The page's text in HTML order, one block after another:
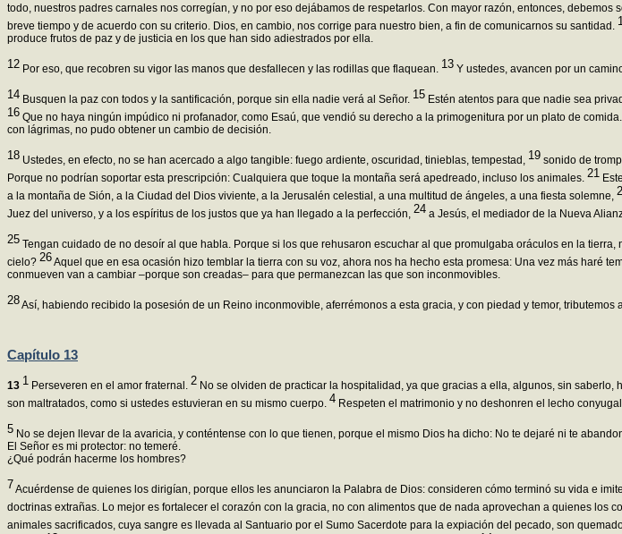
todo, nuestros padres carnales nos corregían, y no por eso dejábamos de respetarlos. Con mayor razón, entonces,
breve tiempo y de acuerdo con su criterio. Dios, en cambio, nos corrige para nuestro bien, a fin de comunicarnos su santidad.
produce frutos de paz y de justicia en los que han sido adiestrados por ella.
12 Por eso, que recobren su vigor las manos que desfallecen y las rodillas que flaquean. 13 Y ustedes, avancen por un
14 Busquen la paz con todos y la santificación, porque sin ella nadie verá al Señor. 15 Estén atentos para que nadie sea
16 Que no haya ningún impúdico ni profanador, como Esaú, que vendió su derecho a la primogenitura por un plato de comida.
con lágrimas, no pudo obtener un cambio de decisión.
18 Ustedes, en efecto, no se han acercado a algo tangible: fuego ardiente, oscuridad, tinieblas, tempestad, 19 sonido de
Porque no podrían soportar esta prescripción: Cualquiera que toque la montaña será apedreado, incluso los animales. 21
a la montaña de Sión, a la Ciudad del Dios viviente, a la Jerusalén celestial, a una multitud de ángeles, a una fiesta solemne,
Juez del universo, y a los espíritus de los justos que ya han llegado a la perfección, 24 a Jesús, el mediador de la Nueva
25 Tengan cuidado de no desoír al que habla. Porque si los que rehusaron escuchar al que promulgaba oráculos en la
cielo? 26Aquel que en esa ocasión hizo temblar la tierra con su voz, ahora nos ha hecho esta promesa: Una vez más haré
conmueven van a cambiar –porque son creadas– para que permanezcan las que son inconmovibles.
28Así, habiendo recibido la posesión de un Reino inconmovible, aferrémonos a esta gracia, y con piedad y temor, tributemos
Capítulo 13
13 1 Perseveren en el amor fraternal. 2 No se olviden de practicar la hospitalidad, ya que gracias a ella, algunos, sin saberlo,
son maltratados, como si ustedes estuvieran en su mismo cuerpo. 4 Respeten el matrimonio y no deshonren el lecho
5 No se dejen llevar de la avaricia, y conténtense con lo que tienen, porque el mismo Dios ha dicho: No te dejaré ni te
El Señor es mi protector: no temeré.
¿Qué podrán hacerme los hombres?
7Acuérdense de quienes los dirigían, porque ellos les anunciaron la Palabra de Dios: consideren cómo terminó su vida e
doctrinas extrañas. Lo mejor es fortalecer el corazón con la gracia, no con alimentos que de nada aprovechan a quienes los
animales sacrificados, cuya sangre es llevada al Santuario por el Sumo Sacerdote para la expiación del pecado, son